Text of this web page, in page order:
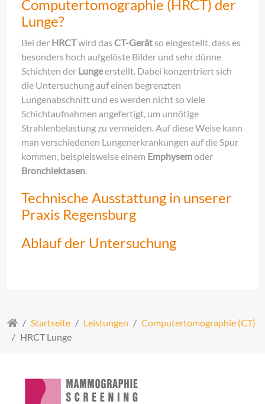
Computertomographie (HRCT) der
Lunge?
Bei der HRCTwird dasCT-Gerät so eingestellt, dass es
besonders hoch aufgelöste Bilder und sehr dünne
Schichten der Lungeerstellt. Dabei konzentriert sich
die Untersuchung auf einen begrenzten
Lungenabschnitt und es werden nicht so viele
Schichtaufnahmen angefertigt, um unnötige
Strahlenbelastung zu vermeiden. Auf diese Weise kann
man verschiedenen Lungenerkrankungen auf die Spur
kommen, beispielsweise einem Emphysemoder
Bronchiektasen.
Technische Ausstattung in unserer
Praxis Regensburg
Ablauf der Untersuchung
Startseite Leistungen
Computertomographie (CT)
HRCT Lunge